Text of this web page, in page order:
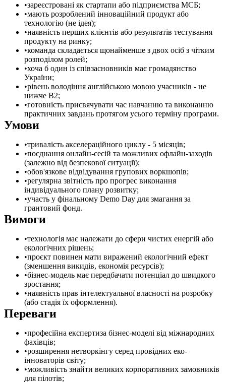
зареєстровані як стартапи або підприємства МСБ;
мають розроблений інноваційний продукт або
технологію (не ідея);
наявність перших клієнтів або результатів тестування
продукту на ринку;
команда складається щонайменше з двох осіб з чітким
розподілом ролей;
хоча б один із співзасновників має громадянство
України;
рівень володіння англійською мовою учасників - не
нижче B2;
готовність присвячувати час навчанню та виконанню
практичних завдань протягом усього терміну програми.
Умови
тривалість акселераційного циклу - 5 місяців;
поєднання онлайн-сесій та можливих офлайн-заходів
(залежно від безпекової ситуації);
обов'язкове відвідування групових воркшопів;
регулярна звітність про прогрес виконання
індивідуального плану розвитку;
участь у фінальному Demo Day для змагання за
грантовий фонд.
Вимоги
технологія має належати до сфери чистих енергій або
екологічних рішень;
проєкт повинен мати виражений екологічний ефект
(зменшення викидів, економія ресурсів);
бізнес-модель має передбачати потенціал до швидкого
зростання;
наявність прав інтелектуальної власності на розробку
(або стадія їх оформлення).
Переваги
професійна експертиза бізнес-моделі від міжнародних
фахівців;
розширення нетворкінгу серед провідних еко-
інноваторів світу;
можливість знайти великих корпоративних замовників
для пілотів;